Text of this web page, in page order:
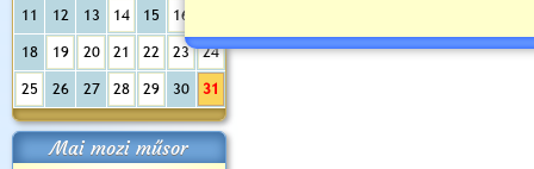
11 12 13 14 15 16
18 19 20 21 22 23 24
25 26 27 28 29 30 31
Mai mozi műsor